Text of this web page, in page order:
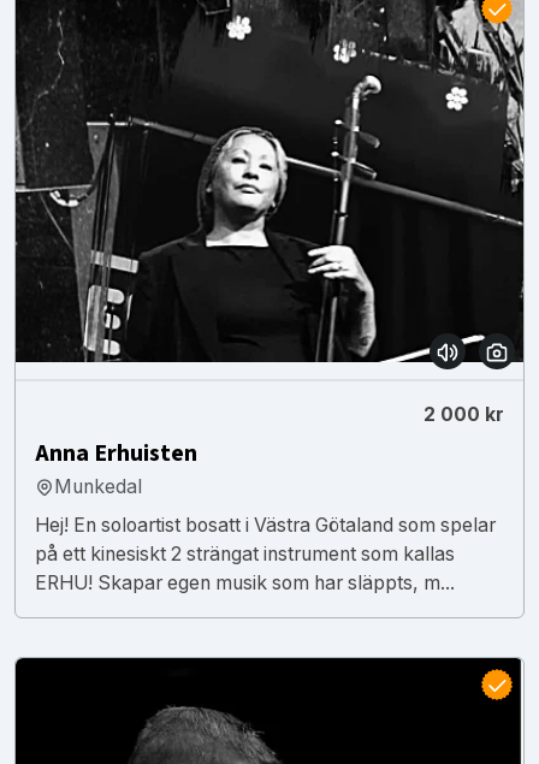
2 000 kr
Anna Erhuisten
Munkedal
Hej! En soloartist bosatt i Västra Götaland som spelar
på ett kinesiskt 2 strängat instrument som kallas
ERHU! Skapar egen musik som har släppts, m...